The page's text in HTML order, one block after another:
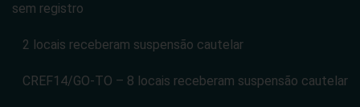
sem registro
2 locais receberam suspensão cautelar
CREF14/GO-TO – 8 locais receberam suspensão cautelar